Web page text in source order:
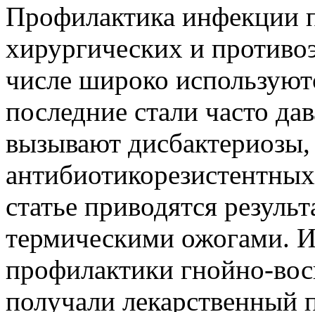
Профилактика инфекции
хирургических и
числе широко
последние стали часто
вызывают
статье приводятся
термическими ожогами.
профилактики гнойно-
получали лекарственный